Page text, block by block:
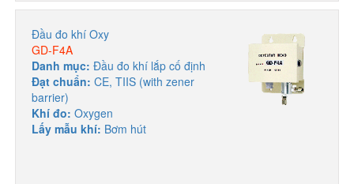
Đầu đo khí Oxy
GD-F4A
Danh mục: Đầu đo khí lắp cố định
Đạt chuẩn: CE, TIIS (with zener
barrier)
Khí đo: Oxygen
Lấy mẫu khí: Bơm hút